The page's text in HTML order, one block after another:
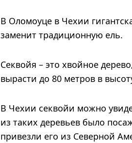
В Оломоуце в Чехии
заменит традиционную ель.
Секвойя – это хвойное
вырасти до 80 метров в
В Чехии секвойи можно
из таких деревьев было
привезли его из Северной